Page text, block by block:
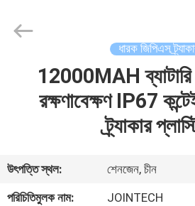
VR
প্রদর্শন
ধারক জিপিএস
12000MAH ব্যাটারি
রক্ষণাবেক্ষণ IP67
ট্র্যাকার
উৎপত্তি স্থল:
শেনজেন, চীন
পরিচিতিমুলক নাম:
JOINTECH